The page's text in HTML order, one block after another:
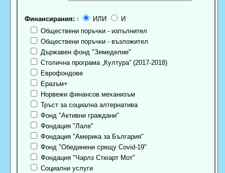
Финансирания: ℹ ИЛИ
И
Обществени поръчки - изпълнител
Обществени поръчки - възложител
Държавен фонд "Земеделие"
Столична програма „Култура” (2017-2018)
Еврофондове
Еразъм+
Норвежи финансов механизъм
Тръст за социална алтернатива
Фонд "Активни граждани"
Фондация "Лале"
Фондация "Америка за България"
Фонд "Обединени срещу Covid-19"
Фондация "Чарлз Стюарт Мот"
Социални услуги